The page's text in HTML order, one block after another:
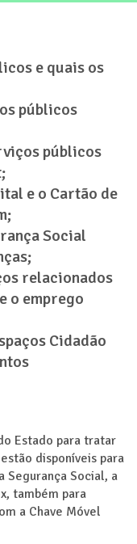
e quais os
públicos
públicos
e o Cartão de
Social
relacionados
o emprego
Cidadão
Estado para tratar
disponíveis para
Segurança Social, a
também para
a Chave Móvel